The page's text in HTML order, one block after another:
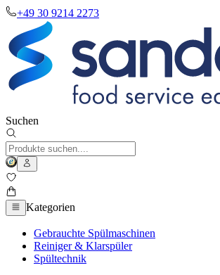
+49 30 9214 2273
Suchen
Kategorien
Gebrauchte Spülmaschinen
Reiniger & Klarspüler
Spültechnik